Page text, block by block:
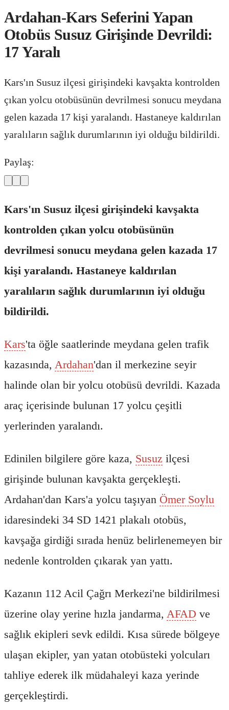
Ardahan-Kars Seferini Yapan
Otobüs Susuz Girişinde Devrildi:
17 Yaralı
Kars'ın Susuz ilçesi girişindeki kavşakta kontrolden
çıkan yolcu otobüsünün devrilmesi sonucu meydana
gelen kazada 17 kişi yaralandı. Hastaneye kaldırılan
yaralıların sağlık durumlarının iyi olduğu bildirildi.
Paylaş:
Kars'ın Susuz ilçesi girişindeki kavşakta
kontrolden çıkan yolcu otobüsünün
devrilmesi sonucu meydana gelen kazada 17
kişi yaralandı. Hastaneye kaldırılan
yaralıların sağlık durumlarının iyi olduğu
bildirildi.
Kars'ta öğle saatlerinde meydana gelen trafik
kazasında, Ardahan'dan il merkezine seyir
halinde olan bir yolcu otobüsü devrildi. Kazada
araç içerisinde bulunan 17 yolcu çeşitli
yerlerinden yaralandı.
Edinilen bilgilere göre kaza, Susuz ilçesi
girişinde bulunan kavşakta gerçekleşti.
Ardahan'dan Kars'a yolcu taşıyan Ömer Soylu
idaresindeki 34 SD 1421 plakalı otobüs,
kavşağa girdiği sırada henüz belirlenemeyen bir
nedenle kontrolden çıkarak yan yattı.
Kazanın 112 Acil Çağrı Merkezi'ne bildirilmesi
üzerine olay yerine hızla jandarma, AFAD ve
sağlık ekipleri sevk edildi. Kısa sürede bölgeye
ulaşan ekipler, yan yatan otobüsteki yolcuları
tahliye ederek ilk müdahaleyi kaza yerinde
gerçekleştirdi.